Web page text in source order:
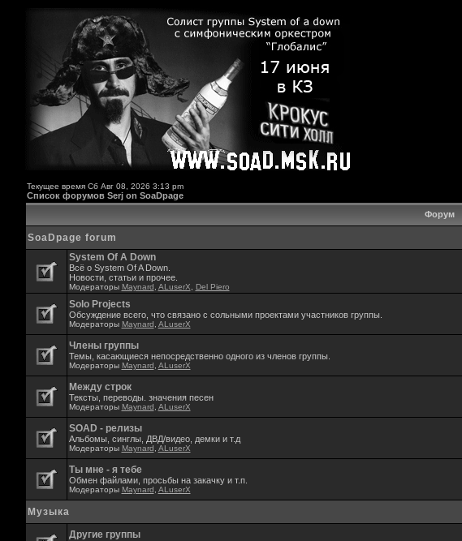
Текущее время Сб Авг 08, 2026 3:13 pm
Список форумов Serj on SoaDpage
Форум
SoaDpage forum
System Of A Down
Всё о System Of A Down.
Новости, статьи и прочее.
Модераторы Maynard ALuserX Del Piero
Solo Projects
Обсуждение всего, что связано с сольными проектами участников группы.
Модераторы Maynard ALuserX
Члены группы
Темы, касающиеся непосредственно одного из членов группы.
Модераторы Maynard ALuserX
Между строк
Тексты, переводы. значения песен
Модераторы Maynard ALuserX
SOAD - релизы
Альбомы, синглы, ДВД/видео, демки и т.д
Модераторы Maynard ALuserX
Ты мне - я тебе
Обмен файлами, просьбы на закачку и т.п.
Модераторы Maynard ALuserX
Музыка
Другие группы